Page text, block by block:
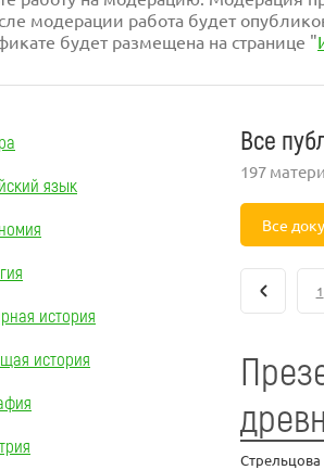
модерации работа будет
будет размещена на странице "
язык
история
история
Все
197
Все
1